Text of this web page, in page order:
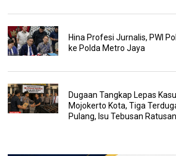
Hina Profesi Jurnalis, PWI
ke Polda Metro Jaya
Dugaan Tangkap Lepas
Mojokerto Kota, Tiga
Pulang, Isu Tebusan